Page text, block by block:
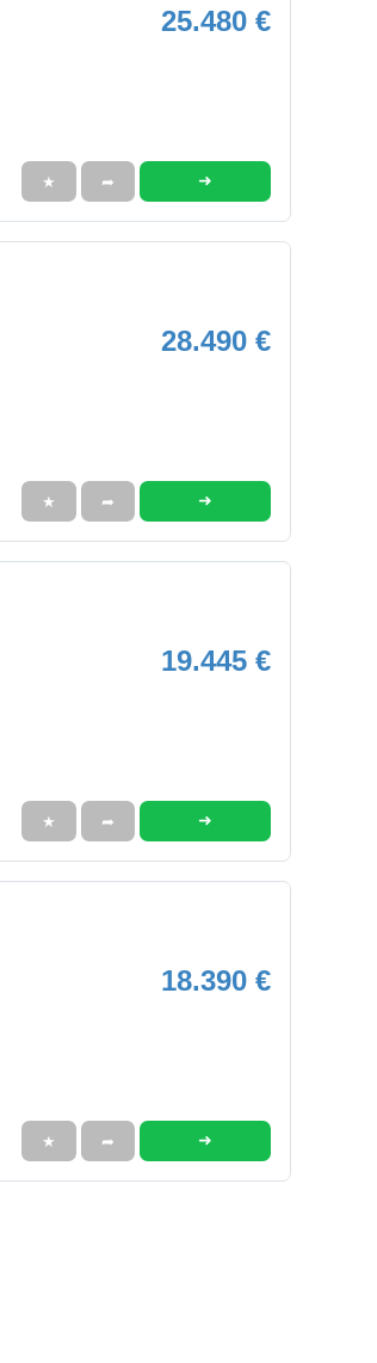
25.480 €
★ ➦ ➜
28.490 €
★ ➦ ➜
19.445 €
★ ➦ ➜
18.390 €
★ ➦ ➜